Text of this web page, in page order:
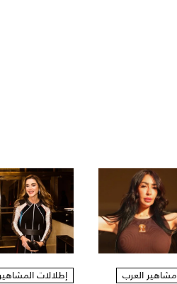
مشاهير العرب إطلالات